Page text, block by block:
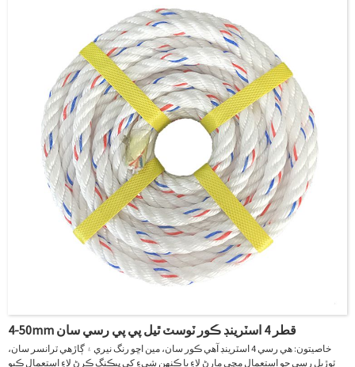
● spliced ​​ڪري سگهجي ٿو
● رسي جي هر ٽڪڙي تي ڪو به ٽڪر نه
4-50mm قطر 4 اسٽرينڊ ڪور ٽوسٽ ٿيل پي پي رسي سان
خاصيتون: هي رسي 4 اسٽرينڊ آهي ڪور سان، مين اڇو رنگ نيري ۽ ڳاڙهي ٽرانسر سان،
ٽوڙيل رسي جو استعمال مڇي مارڻ لاءِ يا ڪنهن شيءِ کي پيڪنگ ڪرڻ لاءِ استعمال ڪيو